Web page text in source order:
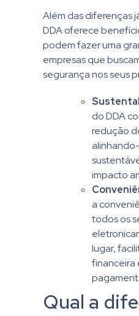
Além das diferenças
DDA oferece
podem fazer uma
empresas que
segurança nos seus
do DDA
redução
impacto
a
todos os
lugar,
financeira
Qual a